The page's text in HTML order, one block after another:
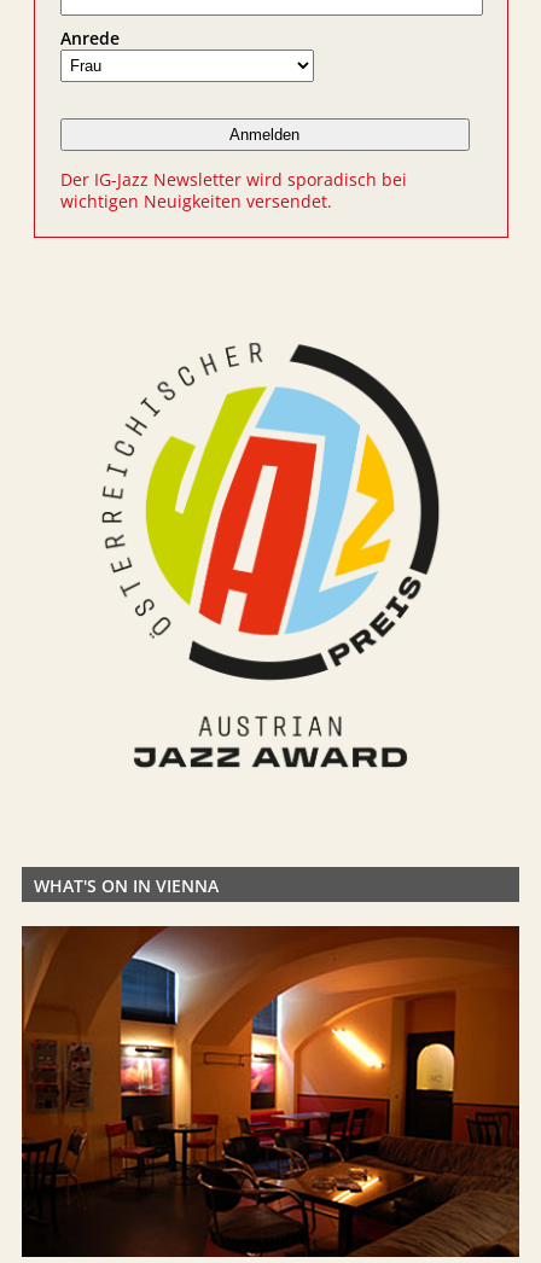
Anrede
Der IG-Jazz Newsletter wird sporadisch bei
wichtigen Neuigkeiten versendet.
WHAT'S ON IN VIENNA